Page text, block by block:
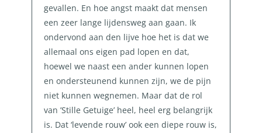
gevallen. En hoe angst maakt dat mensen
een zeer lange lijdensweg aan gaan. Ik
ondervond aan den lijve hoe het is dat we
allemaal ons eigen pad lopen en dat,
hoewel we naast een ander kunnen lopen
en ondersteunend kunnen zijn, we de pijn
niet kunnen wegnemen. Maar dat de rol
van ’Stille Getuige’ heel, heel erg belangrijk
is. Dat ‘levende rouw’ ook een diepe rouw is,